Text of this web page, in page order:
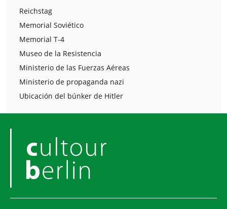
Reichstag
Memorial Soviético
Memorial T-4
Museo de la Resistencia
Ministerio de las Fuerzas Aéreas
Ministerio de propaganda nazi
Ubicación del búnker de Hitler